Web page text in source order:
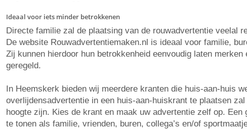
Ideaal voor iets minder betrokkenen
Directe familie zal de plaatsing van de rouwadvertentie veelal
De website Rouwadvertentiemaken.nl is ideaal voor familie,
Zij kunnen hierdoor hun betrokkenheid eenvoudig laten
geregeld.
In Heemskerk bieden wij meerdere kranten die huis-aan-huis
overlijdensadvertentie in een huis-aan-huiskrant te plaatsen
hoogte zijn. Kies de krant en maak uw advertentie zelf op. Een
te tonen als familie, vrienden, buren, collega’s en/of